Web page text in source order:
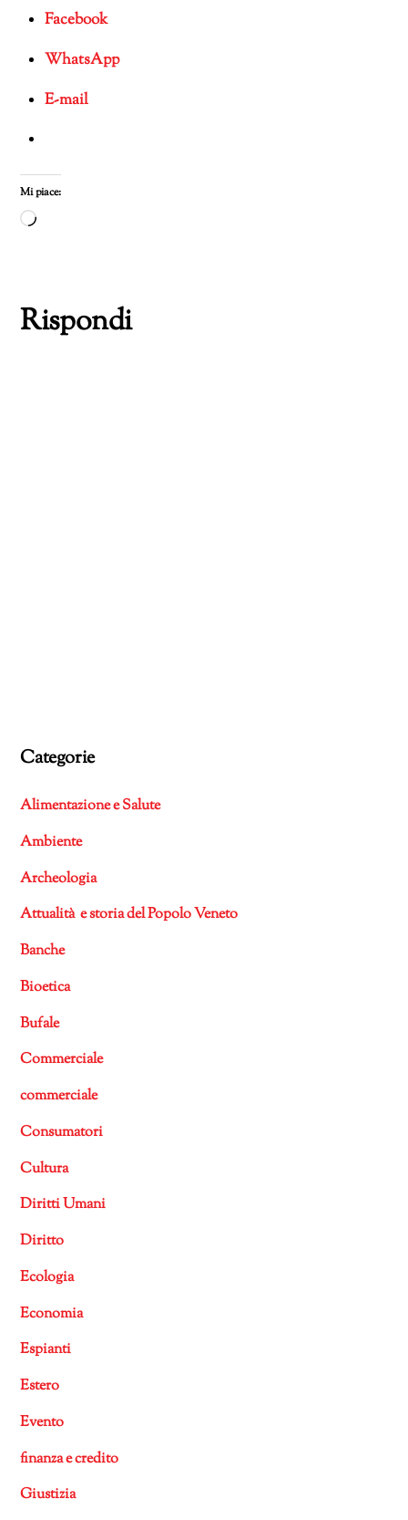
Facebook
WhatsApp
E-mail
Mi piace:
Caricamento
Rispondi
Categorie
Alimentazione e Salute
Ambiente
Archeologia
Attualità e storia del Popolo Veneto
Banche
Bioetica
Bufale
Commerciale
commerciale
Consumatori
Cultura
Diritti Umani
Diritto
Ecologia
Economia
Espianti
Estero
Evento
finanza e credito
Giustizia